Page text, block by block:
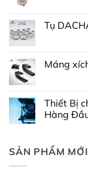
Tụ
Máng
Thiết Bị
Hàng
SẢN PHẨM